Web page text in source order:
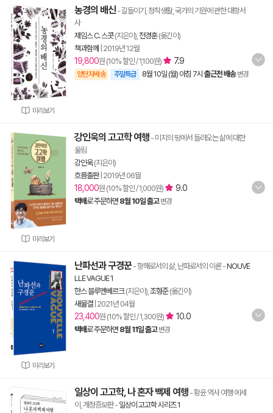
미리보기
농경의 배신- 길들이기, 정착생활, 국가의 기원에 관한 대항서
사
제임스 C. 스콧(지은이), 전경훈(옮긴이)
책과함께
2019년 12월
19,800원 (10% 할인 / 1,100원) 7.9
양탄자배송 주말특급 8월 10일 (월) 아침 7시 출근전 배송 변경
미리보기
강인욱의 고고학 여행 - 미지의 땅에서 들려오는 삶에 대한
울림
강인욱(지은이)
흐름출판| 2019년 06월
18,000원 (10% 할인 / 1,000원) 9.0
택배로 주문하면 8월 10일 출고 변경
미리보기
난파선과 구경꾼- 항해로서의 삶, 난파로서의 이론-NOUVE
LLE VAGUE 1
한스 블루멘베르크(지은이), 조형준(옮긴이)
새물결| 2021년 04월
23,400원 (10% 할인 / 1,300원) 10.0
택배로 주문하면 8월 11일 출고 변경
일상이 고고학, 나 혼자 백제 여행 - 황윤 역사 여행 에세
이, 개정증보판- 일상이 고고학 시리즈 1